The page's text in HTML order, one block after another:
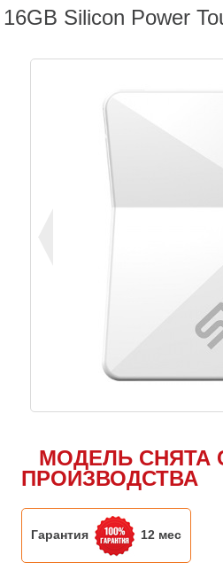
16GB Silicon Power
МОДЕЛЬ СНЯТА
ПРОИЗВОДСТВА
Гарантия 12 мес